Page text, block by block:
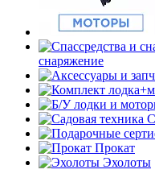
снаряжение
Прокат
Эхолоты